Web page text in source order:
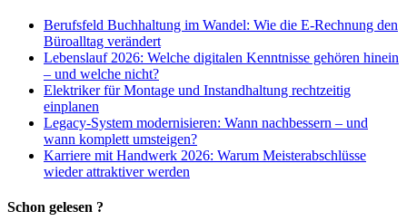
Berufsfeld Buchhaltung im Wandel: Wie die E-Rechnung den
Büroalltag verändert
Lebenslauf 2026: Welche digitalen Kenntnisse gehören hinein
– und welche nicht?
Elektriker für Montage und Instandhaltung rechtzeitig
einplanen
Legacy-System modernisieren: Wann nachbessern – und
wann komplett umsteigen?
Karriere mit Handwerk 2026: Warum Meisterabschlüsse
wieder attraktiver werden
Schon gelesen ?